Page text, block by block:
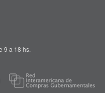
9 a 18 hs.